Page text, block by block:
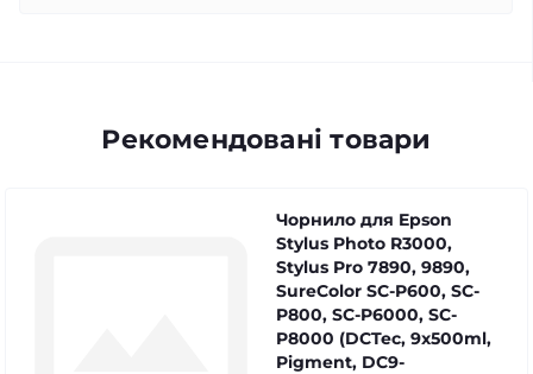
Рекомендовані товари
Чорнило для Epson
Stylus Photo R3000,
Stylus Pro 7890, 9890,
SureColor SC-P600, SC-
P800, SC-P6000, SC-
P8000 (DCTec, 9x500ml,
Pigment, DC9-